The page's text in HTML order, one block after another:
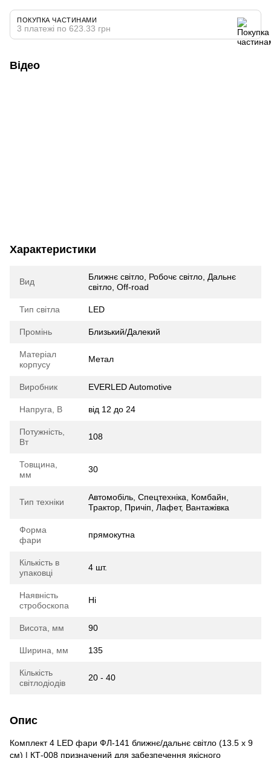
ПОКУПКА ЧАСТИНАМИ
3 платежі по 623.33 грн
Відео
Характеристики
Вид
Ближнє світло, Робочє світло, Дальнє
світло, Off-road
Тип світла LED
Промінь Близький/Далекий
Матеріал
корпусу
Метал
Виробник EVERLED Automotive
Напруга, В від 12 до 24
Потужність,
Вт
108
Товщина,
мм
30
Тип техніки
Автомобіль, Спецтехніка, Комбайн,
Трактор, Причіп, Лафет, Вантажівка
Форма
фари
прямокутна
Кількість в
упаковці
4 шт.
Наявність
стробоскопа
Ні
Висота, мм 90
Ширина, мм 135
Кількість
світлодіодів
20 - 40
Опис
Комплект 4 LED фари ФЛ-141 ближнє/дальнє світло (13.5 х 9
см) | КТ-008 призначений для забезпечення якісного